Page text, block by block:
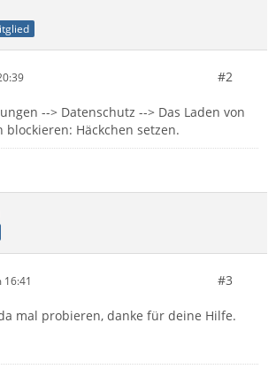
#2
--> Datenschutz --> Das Laden von
blockieren: Häckchen setzen.
16:41 #3
mal probieren, danke für deine Hilfe.